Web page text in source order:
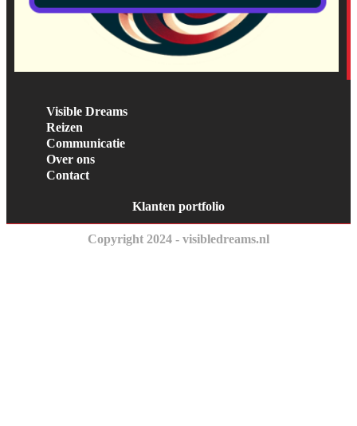
Visible Dreams
Reizen
Communicatie
Over ons
Contact
Klanten portfolio
Copyright 2024 - visibledreams.nl